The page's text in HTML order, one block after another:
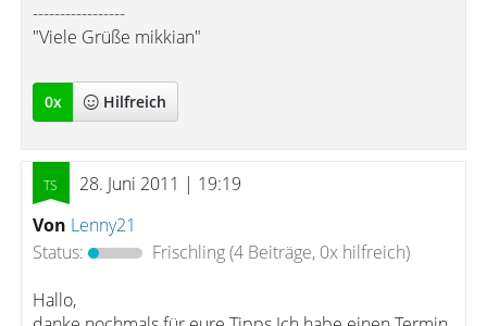
-----------------
"Viele Grüße mikkian"
0x Hilfreich
28. Juni 2011 | 19:19
Von Lenny21
Status:
Frischling(4 Beiträge, 0x hilfreich)
Hallo,